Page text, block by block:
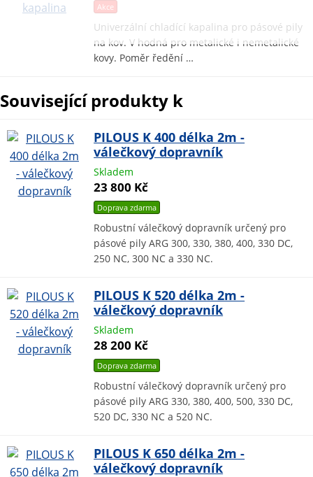
Akce
Univerzální chladící kapalina pro pásové pily
na kov. V hodná pro metalické i nemetalické
kovy. Poměr ředění …
Související produkty k
PILOUS K 400 délka 2m -
válečkový dopravník
Skladem
23 800 Kč
Doprava zdarma
Robustní válečkový dopravník určený pro
pásové pily ARG 300, 330, 380, 400, 330 DC,
250 NC, 300 NC a 330 NC.
PILOUS K 520 délka 2m -
válečkový dopravník
Skladem
28 200 Kč
Doprava zdarma
Robustní válečkový dopravník určený pro
pásové pily ARG 330, 380, 400, 500, 330 DC,
520 DC, 330 NC a 520 NC.
PILOUS K 650 délka 2m -
válečkový dopravník